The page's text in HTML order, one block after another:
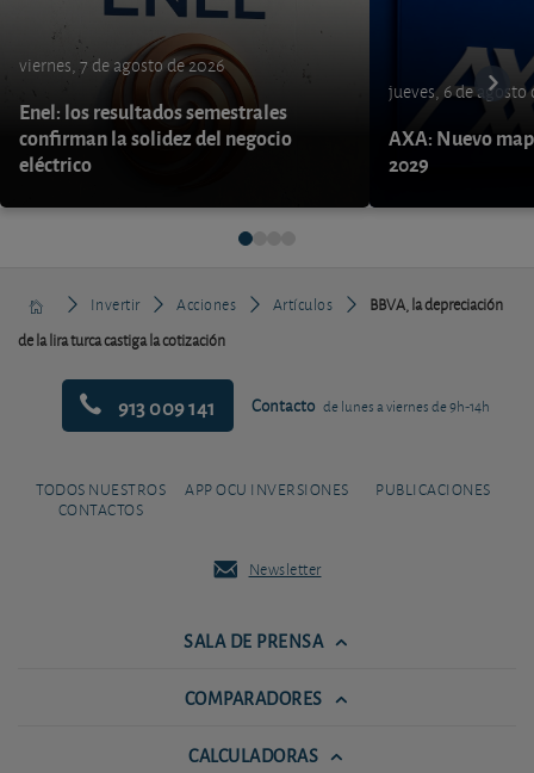
viernes, 7 de agosto de 2026
Enel: los resultados semestrales
confirman la solidez del negocio
eléctrico
jueves, 6 de agosto
AXA: Nuevo
2029
Invertir Acciones Artículos
BBVA, la depreciación
de la lira turca castiga la cotización
913 009 141 Contacto de lunes a viernes de 9h-14h
TODOS NUESTROS
CONTACTOS
APP OCU INVERSIONES PUBLICACIONES
Newsletter
SALA DE PRENSA
COMPARADORES
CALCULADORAS